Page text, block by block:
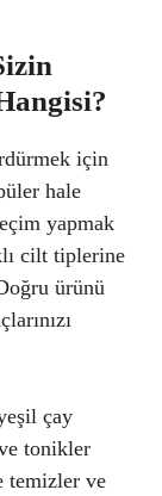
için
hale
yapmak
cilt tiplerine
ürünü
çay
tonikler
temizler ve